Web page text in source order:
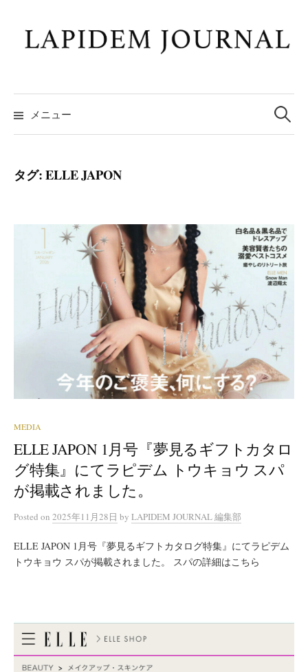
ス
キ
プ
メニュー
検
索:
タグ:ELLE JAPON
MEDIA
ELLE JAPON 1月号『夢見るギフトカタロ
グ特集』にてラピデム トウキョウ スパ
が掲載されました。
Posted on 2025年11月28日 by LAPIDEM JOURNAL 編集部
ELLE JAPON 1月号『夢見るギフトカタログ特集』にてラピデム
トウキョウ スパが掲載されました。 スパの詳細はこちら